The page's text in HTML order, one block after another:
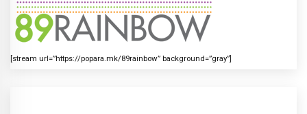
[stream url=”https://popara.mk/89rainbow” background=”gray”]